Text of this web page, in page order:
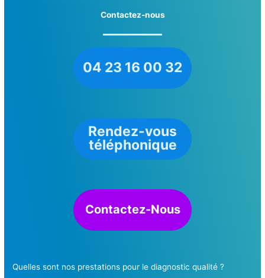
Contactez-nous
04 23 16 00 32
Rendez-vous
téléphonique
Contactez-Nous
Quelles sont nos prestations pour le diagnostic qualité ?